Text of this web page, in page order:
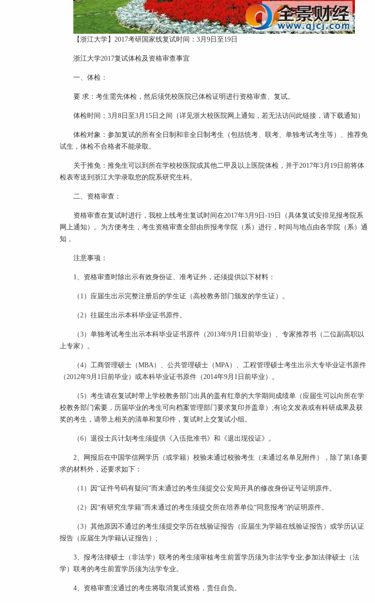
【浙江大学】2017考研国家线复试时间：3月9日至19日
浙江大学2017复试体检及资格审查事宜
一、体检：
要 求：考生需先体检，然后须凭校医院已体检证明进行资格审查、复试。
体检时间：3月8日至3月15日之间（详见浙大校医院网上通知，若无法访问此链接，请下载通知）
体检对象：参加复试的所有全日制和非全日制考生（包括统考、联考、单独考试考生等）、推荐免
试生，体检不合格者不能录取。
关于推免：推免生可以到所在学校校医院或其他二甲及以上医院体检，并于2017年3月19日前将体
检表寄送到浙江大学录取您的院系研究生科。
二、资格审查：
资格审查在复试时进行，我校上线考生复试时间在2017年3月9日-19日（具体复试安排见报考院系
网上通知）。为方便考生，考生资格审查全部由所报考学院（系）进行，时间与地点由各学院（系）通
知 。
注意事项：
1、资格审查时除出示有效身份证、准考证外，还须提供以下材料：
（1）应届生出示完整注册后的学生证（高校教务部门颁发的学生证）。
（2）往届生出示本科毕业证书原件。
（3）单独考试考生出示本科毕业证书原件（2013年9月1日前毕业）、专家推荐书（二位副高职以
上专家）。
（4）工商管理硕士（MBA）、公共管理硕士（MPA）、工程管理硕士考生出示大专毕业证书原件
（2012年9月1日前毕业）或本科毕业证书原件（2014年9月1日前毕业）。
（5）考生请在复试时带上学校教务部门出具的盖有红章的大学期间成绩单（应届生可以向所在学
校教务部门索要，历届毕业的考生可向档案管理部门要求复印并盖章）;有论文发表或有科研成果及获
奖的考生，请带上相关的清单和复印件，复试时上交复试小组。
（6）退役士兵计划考生须提供《入伍批准书》和《退出现役证》。
2、网报后在中国学信网学历（或学籍）校验未通过校验考生（未通过名单见附件），除了第1条要
求的材料外，还要求如下：
（1）因“证件号码有疑问”而未通过的考生须提交公安局开具的修改身份证号证明原件。
（2）因“有研究生学籍”而未通过的考生须提交所在培养单位“同意报考”的证明原件。
（3）其他原因不通过的考生须提交学历在线验证报告（应届生为学籍在线验证报告）或学历认证
报告（应届生为学籍认证报告）;
3、报考法律硕士（非法学）联考的考生须审核考生前置学历须为非法学专业;参加法律硕士（法
学）联考的考生前置学历须为法学专业。
4、资格审查没通过的考生将取消复试资格，责任自负。